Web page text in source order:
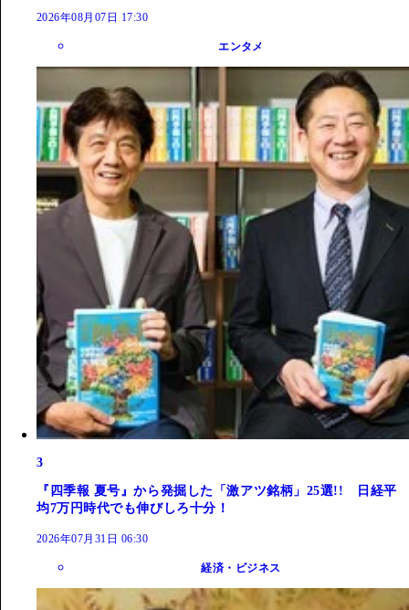
2026年08月07日 17:30
エンタメ
3
『四季報 夏号』から発掘した「激アツ銘柄」25選!! 日経平
均7万円時代でも伸びしろ十分！
2026年07月31日 06:30
経済・ビジネス